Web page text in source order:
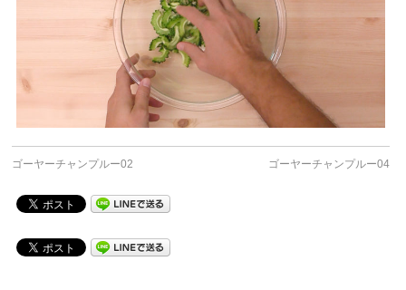
ゴーヤーチャンプルー02 ゴーヤーチャンプルー04